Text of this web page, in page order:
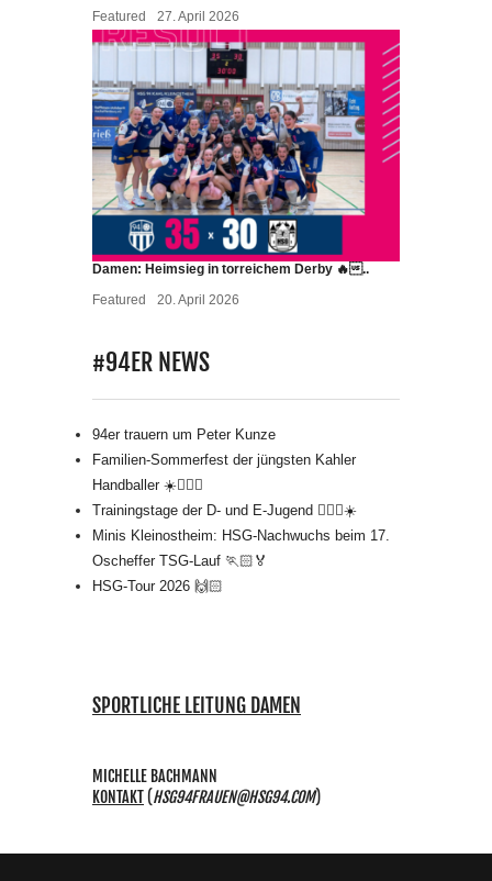
Featured
27. April 2026
Damen: Heimsieg in torreichem Derby 🔥..
Featured
20. April 2026
#94ER NEWS
94er trauern um Peter Kunze
Familien-Sommerfest der jüngsten Kahler
Handballer ☀️🤾🏻‍♂️
Trainingstage der D- und E-Jugend 🤾🏻‍♂️☀️
Minis Kleinostheim: HSG-Nachwuchs beim 17.
Oscheffer TSG-Lauf 🏃🏻🏅
HSG-Tour 2026 🙌🏻
SPORTLICHE LEITUNG DAMEN
MICHELLE BACHMANN
KONTAKT(HSG94FRAUEN@HSG94.COM)